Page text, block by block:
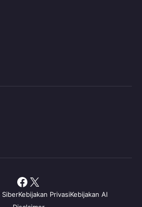
SiberKebijakan PrivasiKebijakan AI
Facebook
X